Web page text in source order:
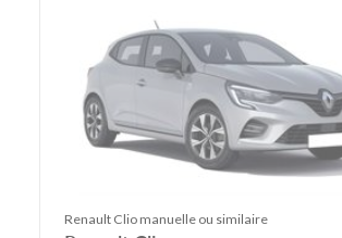
Renault Clio manuelle ou similaire